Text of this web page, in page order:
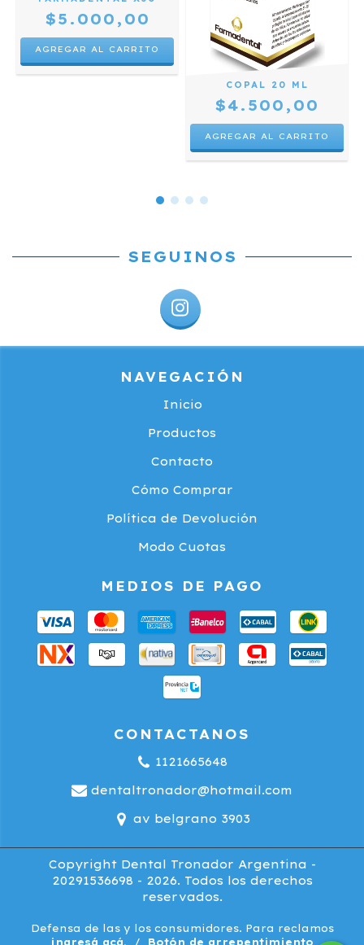
$5.000,00
COPAL 20 ML
$4.500,00
SEGUINOS
NAVEGACIÓN
Inicio
Productos
Contacto
Cómo Comprar
Política de Devolución
Modo Cuotas
MEDIOS DE PAGO
CONTACTANOS
1121665648
dentaltronador@hotmail.com
av belgrano 3903
Copyright Dental Tronador Argentina -
20291536698 - 2026. Todos los derechos
reservados.
Defensa de las y los consumidores. Para reclamos
ingresá acá.
/ Botón de arrepentimiento